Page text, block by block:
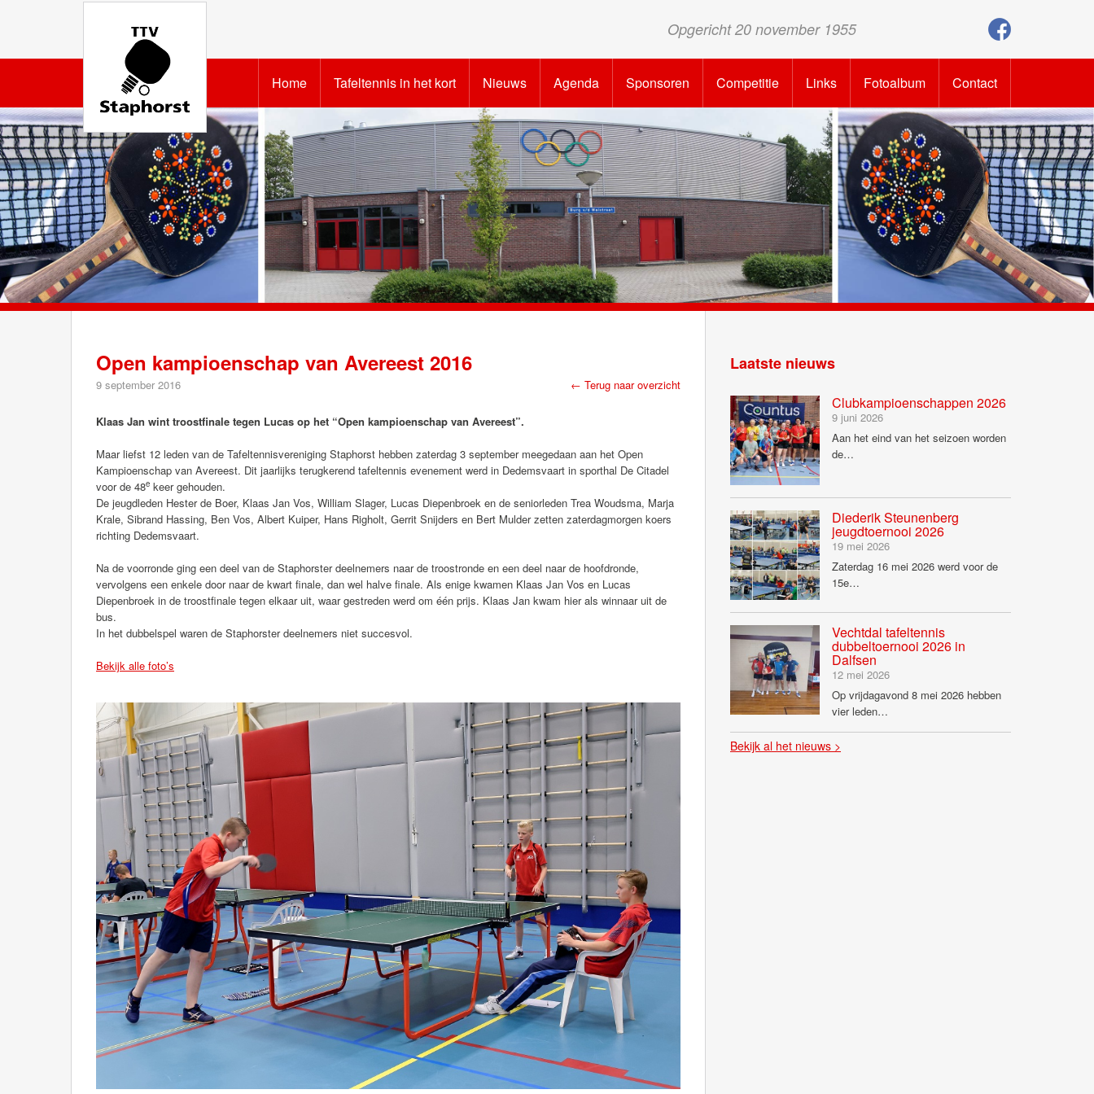
Opgericht 20 november 1955
Home Tafeltennis in het kort Nieuws Agenda Sponsoren Competitie Links Fotoalbum Contact
Open kampioenschap van Avereest 2016
9 september 2016 ← Terug naar overzicht
Klaas Jan wint troostfinale tegen Lucas op het “Open kampioenschap van Avereest”.
Maar liefst 12 leden van de Tafeltennisvereniging Staphorst hebben zaterdag 3 september meegedaan aan het Open
Kampioenschap van Avereest. Dit jaarlijks terugkerend tafeltennis evenement werd in Dedemsvaart in sporthal De Citadel
voor de 48e keer gehouden.
De jeugdleden Hester de Boer, Klaas Jan Vos, William Slager, Lucas Diepenbroek en de seniorleden Trea Woudsma, Marja
Krale, Sibrand Hassing, Ben Vos, Albert Kuiper, Hans Righolt, Gerrit Snijders en Bert Mulder zetten zaterdagmorgen koers
richting Dedemsvaart.
Na de voorronde ging een deel van de Staphorster deelnemers naar de troostronde en een deel naar de hoofdronde,
vervolgens een enkele door naar de kwart finale, dan wel halve finale. Als enige kwamen Klaas Jan Vos en Lucas
Diepenbroek in de troostfinale tegen elkaar uit, waar gestreden werd om één prijs. Klaas Jan kwam hier als winnaar uit de
bus.
In het dubbelspel waren de Staphorster deelnemers niet succesvol.
Bekijk alle foto’s
Laatste nieuws
Clubkampioenschappen 2026
9 juni 2026
Aan het eind van het seizoen worden
de…
Diederik Steunenberg
jeugdtoernooi 2026
19 mei 2026
Zaterdag 16 mei 2026 werd voor de
15e…
Vechtdal tafeltennis
dubbeltoernooi 2026 in
Dalfsen
12 mei 2026
Op vrijdagavond 8 mei 2026 hebben
vier leden…
Bekijk al het nieuws >